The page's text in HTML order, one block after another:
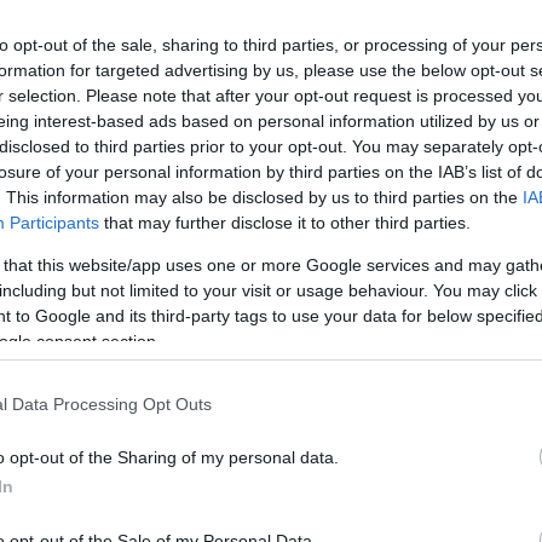
opt-out of the sale, sharing to third parties, or processing of your
for targeted advertising by us, please use the below opt-out
selection. Please note that after your opt-out request is processed
interest-based ads based on personal information utilized by us
to third parties prior to your opt-out. You may separately
of your personal information by third parties on the IAB’s list of
This information may also be disclosed by us to third parties on the
Participants that may further disclose it to other third parties.
that this website/app uses one or more Google services and may
but not limited to your visit or usage behaviour. You may
to Google and its third-party tags to use your data for below
consent section.
Data Processing Opt Outs
opt-out of the Sharing of my personal data.
Link másolása
a járvány alatt. 42 ezren, három
mint tavalyelőtt az állami
az új, kamatmentes konstrukcióból
legmagasabb összeget kérték. A
miután átlag felett, 13 és fél
a fiatalok körében.